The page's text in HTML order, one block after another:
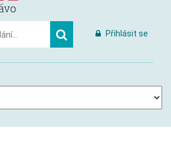
Přihlásit se